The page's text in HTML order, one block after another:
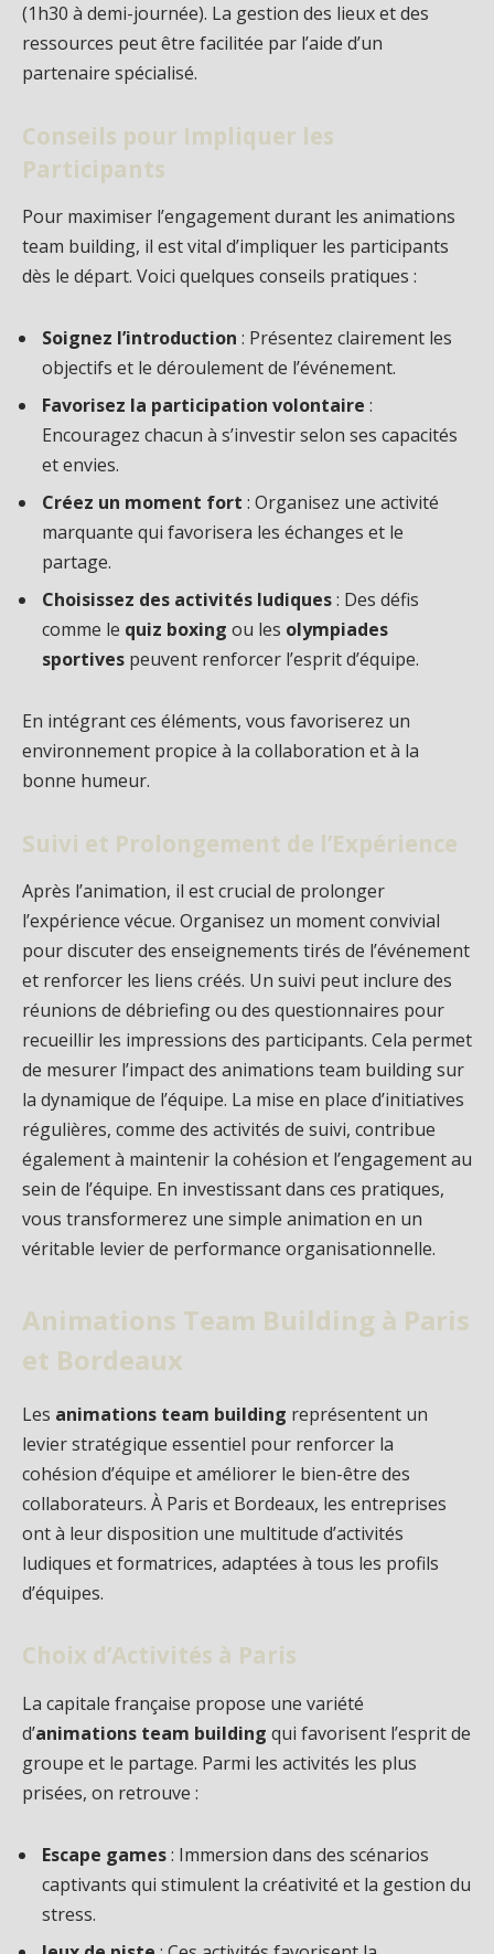
(1h30 à demi-journée). La gestion des lieux et des
ressources peut être facilitée par l’aide d’un
partenaire spécialisé.
Conseils pour Impliquer les
Participants
Pour maximiser l’engagement durant les animations
team building, il est vital d’impliquer les participants
dès le départ. Voici quelques conseils pratiques :
Soignez l’introduction : Présentez clairement les
objectifs et le déroulement de l’événement.
Favorisez la participation volontaire :
Encouragez chacun à s’investir selon ses capacités
et envies.
Créez un moment fort : Organisez une activité
marquante qui favorisera les échanges et le
partage.
Choisissez des activités ludiques: Des défis
comme le quiz boxing ou les olympiades
sportives peuvent renforcer l’esprit d’équipe.
En intégrant ces éléments, vous favoriserez un
environnement propice à la collaboration et à la
bonne humeur.
Suivi et Prolongement de l’Expérience
Après l’animation, il est crucial de prolonger
l’expérience vécue. Organisez un moment convivial
pour discuter des enseignements tirés de l’événement
et renforcer les liens créés. Un suivi peut inclure des
réunions de débriefing ou des questionnaires pour
recueillir les impressions des participants. Cela permet
de mesurer l’impact des animations team building sur
la dynamique de l’équipe. La mise en place d’initiatives
régulières, comme des activités de suivi, contribue
également à maintenir la cohésion et l’engagement au
sein de l’équipe. En investissant dans ces pratiques,
vous transformerez une simple animation en un
véritable levier de performance organisationnelle.
Animations Team Building à Paris
et Bordeaux
Les animations team building représentent un
levier stratégique essentiel pour renforcer la
cohésion d’équipe et améliorer le bien-être des
collaborateurs. À Paris et Bordeaux, les entreprises
ont à leur disposition une multitude d’activités
ludiques et formatrices, adaptées à tous les profils
d’équipes.
Choix d’Activités à Paris
La capitale française propose une variété
d’animations team building qui favorisent l’esprit de
groupe et le partage. Parmi les activités les plus
prisées, on retrouve :
Escape games: Immersion dans des scénarios
captivants qui stimulent la créativité et la gestion du
stress.